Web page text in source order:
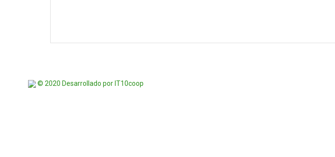
© 2020 Desarrollado por IT10coop